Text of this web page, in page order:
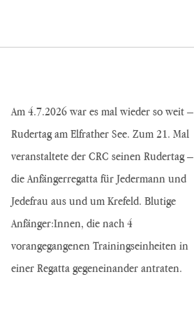
Am 4.7.2026 war es mal wieder so weit –
Rudertag am Elfrather See. Zum 21. Mal
veranstaltete der CRC seinen Rudertag –
die Anfängerregatta für Jedermann und
Jedefrau aus und um Krefeld. Blutige
Anfänger:Innen, die nach 4
vorangegangenen Trainingseinheiten in
einer Regatta gegeneinander antraten.